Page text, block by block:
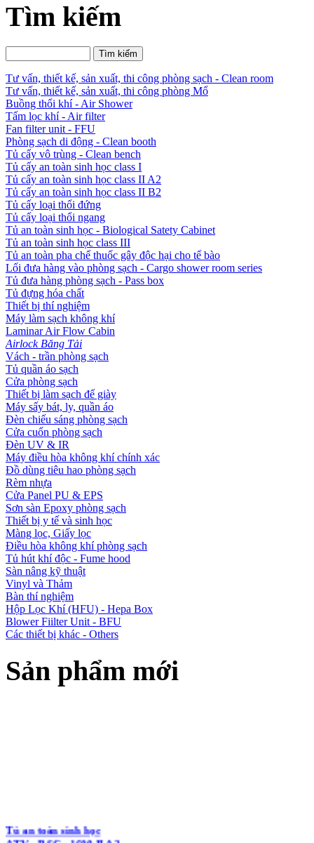
Tìm kiếm
Tư vấn, thiết kế, sản xuất, thi công phòng sạch - Clean room
Tư vấn, thiết kế, sản xuất, thi công phòng Mổ
Buồng thổi khí - Air Shower
Tấm lọc khí - Air filter
Fan filter unit - FFU
Phòng sạch di động - Clean booth
Tủ cấy vô trùng - Clean bench
Tủ cấy an toàn sinh học class I
Tủ cấy an toàn sinh học class II A2
Tủ cấy an toàn sinh học class II B2
Tủ cấy loại thổi đứng
Tủ cấy loại thổi ngang
Tủ an toàn sinh học - Biological Satety Cabinet
Tủ an toàn sinh học class III
Tủ an toàn pha chế thuốc gây độc hại cho tế bào
Lối đưa hàng vào phòng sạch - Cargo shower room series
Tủ đưa hàng phòng sạch - Pass box
Tủ đựng hóa chất
Thiết bị thí nghiệm
Máy làm sạch không khí
Laminar Air Flow Cabin
Airlock Băng Tải
Vách - trần phòng sạch
Tủ quần áo sạch
Cửa phòng sạch
Thiết bị làm sạch đế giày
Máy sấy bát, ly, quần áo
Đèn chiếu sáng phòng sạch
Cửa cuốn phòng sạch
Đèn UV & IR
Máy điều hòa không khí chính xác
Đồ dùng tiêu hao phòng sạch
Rèm nhựa
Cửa Panel PU & EPS
Sơn sàn Epoxy phòng sạch
Thiết bị y tế và sinh học
Màng lọc, Giấy lọc
Điều hòa không khí phòng sạch
Tủ hút khí độc - Fume hood
Sàn nâng kỹ thuật
Vinyl và Thảm
Bàn thí nghiệm
Hộp Lọc Khí (HFU) - Hepa Box
Blower Fiilter Unit - BFU
Các thiết bị khác - Others
Sản phẩm mới
ATV - BSC - 1600 II A2